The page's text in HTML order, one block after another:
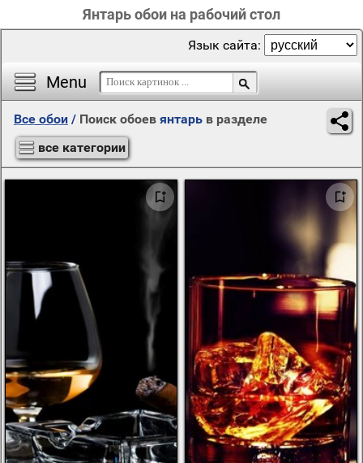
Янтарь обои на рабочий стол
Menu
Язык сайта:
Все обои / Поиск обоев янтарь в разделе
все категории